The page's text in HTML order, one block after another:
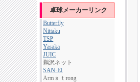
卓球メーカーリンク
Butterfly
Nittaku
TSP
Yasaka
JUIC
鵜沢ネット
SAN-EI
Armｓｔrong